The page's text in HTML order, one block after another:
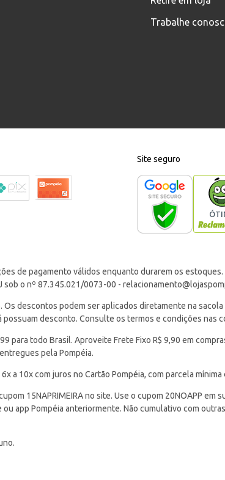
Trabalhe
Site seguro
de pagamento válidos enquanto durarem os
sob o nº 87.345.021/0073-00 -
descontos podem ser aplicados diretamente na
desconto. Consulte os termos e condições nas
para todo Brasil. Aproveite Frete Fixo R$ 9,90 em
pela Pompéia.
a 10x com juros no Cartão Pompéia, com parcela mínima
15NAPRIMEIRA no site. Use o cupom 20NOAPP
app Pompéia anteriormente. Não cumulativo com